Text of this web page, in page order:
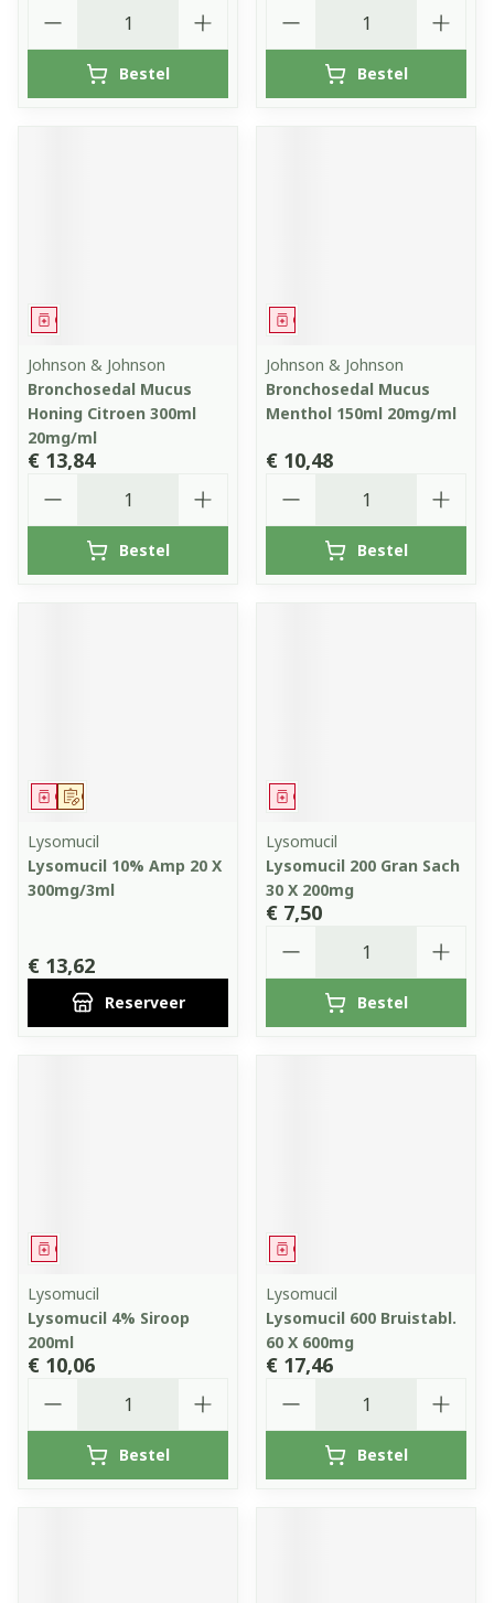
Bestel Bestel
Geneesmiddel
Johnson & Johnson
Bronchosedal Mucus
Honing Citroen 300ml
20mg/ml
€ 13,84
Bestel
Geneesmiddel
Johnson & Johnson
Bronchosedal Mucus
Menthol 150ml 20mg/ml
€ 10,48
Bestel
Op voorschrift
Geneesmiddel
Lysomucil
Lysomucil 10% Amp 20 X
300mg/3ml
€ 13,62
Reserveer
Geneesmiddel
Lysomucil
Lysomucil 200 Gran Sach
30 X 200mg
€ 7,50
Bestel
Geneesmiddel
Lysomucil
Lysomucil 4% Siroop
200ml
€ 10,06
Bestel
Geneesmiddel
Lysomucil
Lysomucil 600 Bruistabl.
60 X 600mg
€ 17,46
Bestel